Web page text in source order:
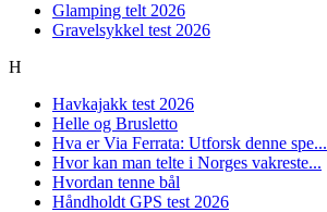
Glamping telt 2026
Gravelsykkel test 2026
H
Havkajakk test 2026
Helle og Brusletto
Hva er Via Ferrata: Utforsk denne spe...
Hvor kan man telte i Norges vakreste...
Hvordan tenne bål
Håndholdt GPS test 2026